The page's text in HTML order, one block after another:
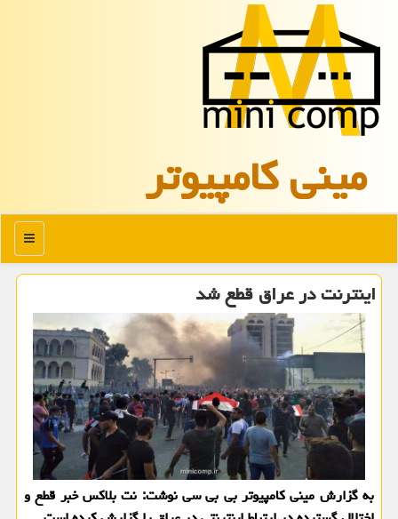
مینی كامپیوتر
منو
اینترنت در عراق قطع شد
به گزارش مینی كامپیوتر بی بی سی نوشت: نت بلاكس خبر قطع و